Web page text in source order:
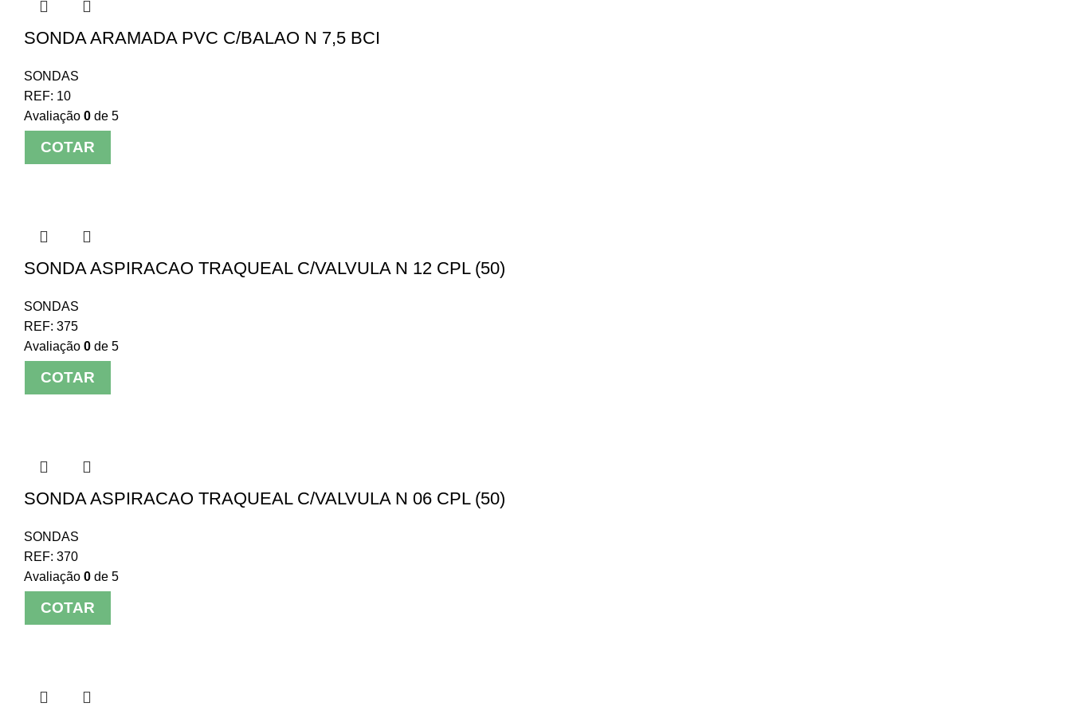
SONDA ARAMADA PVC C/BALAO N 7,5 BCI
SONDAS
REF: 10
Avaliação 0 de 5
COTAR
SONDA ASPIRACAO TRAQUEAL C/VALVULA N 12 CPL (50)
SONDAS
REF: 375
Avaliação 0 de 5
COTAR
SONDA ASPIRACAO TRAQUEAL C/VALVULA N 06 CPL (50)
SONDAS
REF: 370
Avaliação 0 de 5
COTAR